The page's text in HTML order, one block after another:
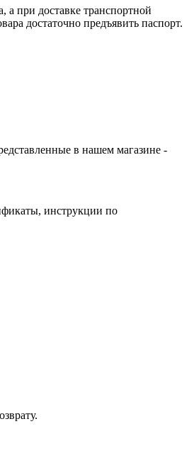
а при доставке транспортной
достаточно предъявить паспорт.
в нашем магазине -
инструкции по